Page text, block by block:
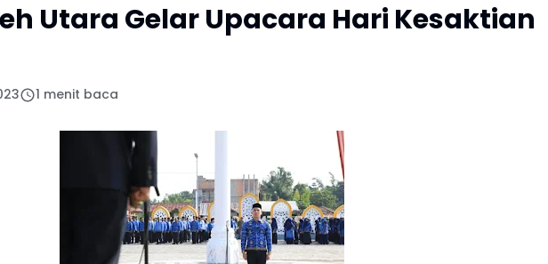
Utara Gelar Upacara Hari Kesaktian
1 menit baca